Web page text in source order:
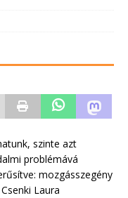
szinte azt
problémává
mozgásszegény
Laura